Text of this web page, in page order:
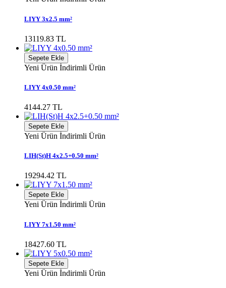
LIYY 3x2.5 mm²
13119.83 TL
Sepete Ekle
Yeni Ürün İndirimli Ürün
LIYY 4x0.50 mm²
4144.27 TL
Sepete Ekle
Yeni Ürün İndirimli Ürün
LIH(St)H 4x2.5+0.50 mm²
19294.42 TL
Sepete Ekle
Yeni Ürün İndirimli Ürün
LIYY 7x1.50 mm²
18427.60 TL
Sepete Ekle
Yeni Ürün İndirimli Ürün